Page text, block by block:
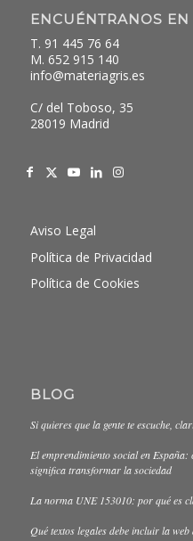
ENCUÉNTRANOS EN
T. 91 445 76 64
M. 652 915 140
info@materiagris.es
C/ del Toboso, 35
28019 Madrid
Aviso Legal
Política de Privacidad
Política de Cookies
BLOG
Si quieres que la gente te escuche,
El emprendimiento social en
significa transformar la sociedad
La norma UNE 153010: por qué es
Qué textos legales debe incluir la